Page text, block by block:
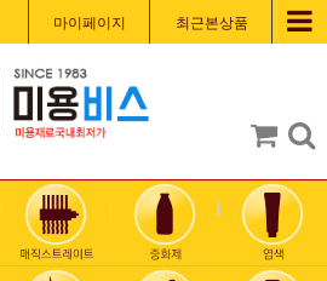
마이페이지 최근본상품